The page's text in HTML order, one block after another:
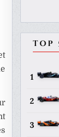
TOP
1
2
3